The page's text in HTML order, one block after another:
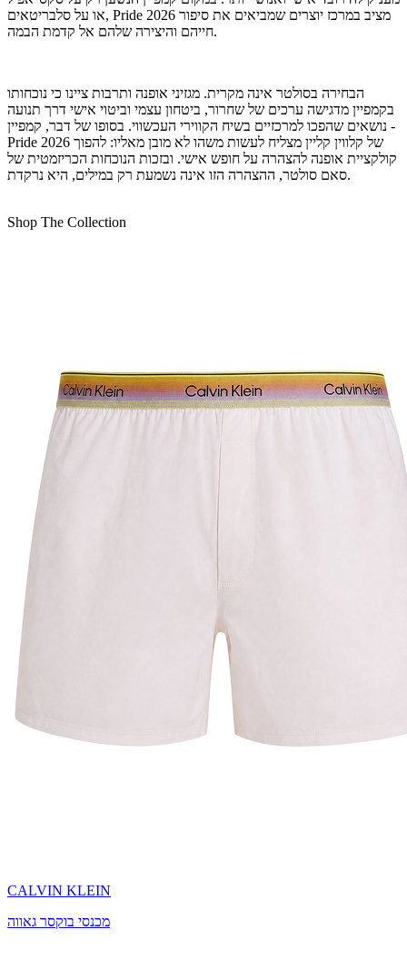
או על סלבריטאים, Pride 2026 מציב במרכז יוצרים שמביאים את סיפור
חייהם והיצירה שלהם אל קדמת הבמה.
הבחירה בסולטר אינה מקרית. מגזיני אופנה ותרבות ציינו כי נוכחותו
בקמפיין מדגישה ערכים של שחרור, ביטחון עצמי וביטוי אישי דרך תנועה
- נושאים שהפכו למרכזיים בשיח הקווירי העכשווי. בסופו של דבר, קמפיין
Pride 2026 של קלווין קליין מצליח לעשות משהו לא מובן מאליו: להפוך
קולקציית אופנה להצהרה על חופש אישי. ובזכות הנוכחות הכריזמטית של
סאם סולטר, ההצהרה הזו אינה נשמעת רק במילים, היא נרקדת.
Shop The Collection
CALVIN KLEIN
מכנסי בוקסר גאווה